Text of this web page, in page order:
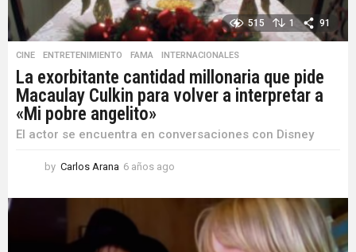
515 1 91
CINE ,ENTRETENIMIENTO ,FAMA INTERNACIONALES
La exorbitante cantidad millonaria que pide
Macaulay Culkin para volver a interpretar a
«Mi pobre angelito»
El actor se encuentra en conversaciones con Disney
by Carlos Arana 6 años ago
ñ